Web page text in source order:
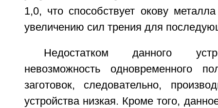
1,0, что способствует окову
увеличению сил трения для
Недостатком данного
невозможность одновременного
заготовок, следовательно,
устройства низкая. Кроме того,